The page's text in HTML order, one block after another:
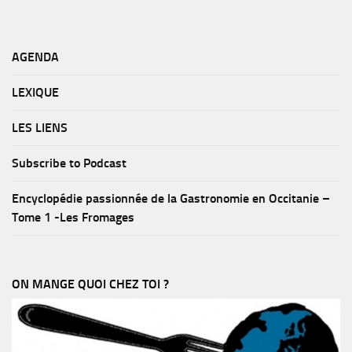
AGENDA
LEXIQUE
LES LIENS
Subscribe to Podcast
Encyclopédie passionnée de la Gastronomie en Occitanie –
Tome 1 -Les Fromages
ON MANGE QUOI CHEZ TOI ?